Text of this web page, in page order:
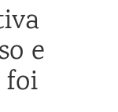
e
foi